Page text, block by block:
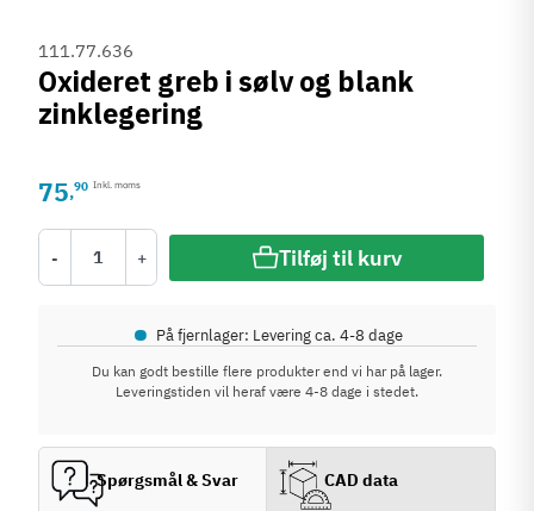
111.77.636
Oxideret greb i sølv og blank
zinklegering
75,90 Inkl. moms
- + Tilføj til kurv
• På fjernlager: Levering ca. 4-8 dage
Du kan godt bestille flere produkter end vi har på lager.
Leveringstiden vil heraf være 4-8 dage i stedet.
Spørgsmål & Svar CAD data